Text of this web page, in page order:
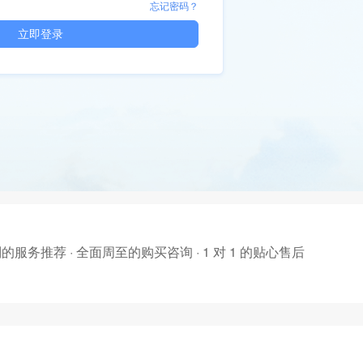
忘记密码？
立即登录
服务推荐 · 全面周至的购买咨询 · 1 对 1 的贴心售后